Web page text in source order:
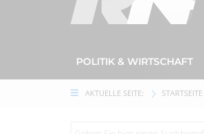
POLITIK & WIRTSCHAFT
AKTUELLE SEITE: STARTSEITE